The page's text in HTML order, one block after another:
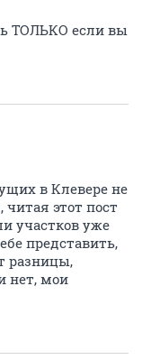
ТОЛЬКО если вы
в Клевере не
этот пост
участков уже
представить,
разницы,
нет, мои